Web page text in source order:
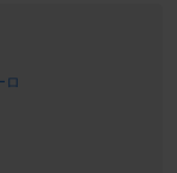
ロ